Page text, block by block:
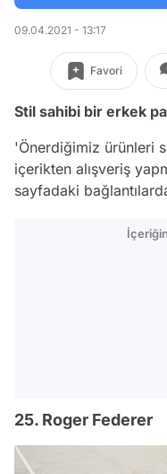
09.04.2021 - 13:17
Favori
Stil sahibi bir erkek
'Önerdiğimiz ürünleri
içerikten alışveriş
sayfadaki
25. Roger Federer